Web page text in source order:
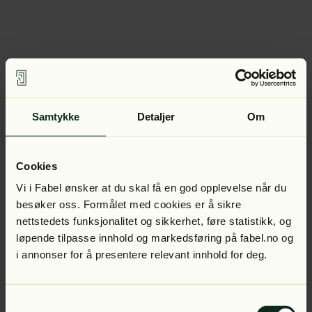
Samtykke Detaljer Om
Cookies
Vi i Fabel ønsker at du skal få en god opplevelse når du
besøker oss. Formålet med cookies er å sikre
nettstedets funksjonalitet og sikkerhet, føre statistikk, og
løpende tilpasse innhold og markedsføring på fabel.no og
i annonser for å presentere relevant innhold for deg.